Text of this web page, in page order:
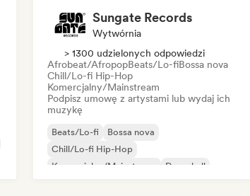
Sungate Records
Wytwórnia
> 1300 udzielonych odpowiedzi
Afrobeat/AfropopBeats/Lo-fiBossa nova
Chill/Lo-fi Hip-Hop
Komercjalny/Mainstream
Podpisz umowę z artystami lub wydaj ich
muzykę
Beats/Lo-fi
Bossa nova
Chill/Lo-fi Hip-Hop
Komercjalny/Mainstream
Dancehall